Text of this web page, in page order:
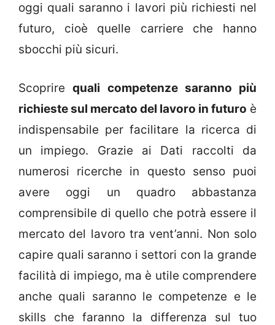
oggi quali saranno i lavori più richiesti nel
futuro, cioè quelle carriere che hanno
sbocchi più sicuri.
Scoprirequali competenze saranno più
richieste sul mercato del lavoro in futuro è
indispensabile per facilitare la ricerca di
un impiego. Grazie ai Dati raccolti da
numerosi ricerche in questo senso puoi
avere oggi un quadro abbastanza
comprensibile di quello che potrà essere il
mercato del lavoro tra vent’anni. Non solo
capire quali saranno i settori con la grande
facilità di impiego, ma è utile comprendere
anche quali saranno le competenze e le
skills che faranno la differenza sul tuo